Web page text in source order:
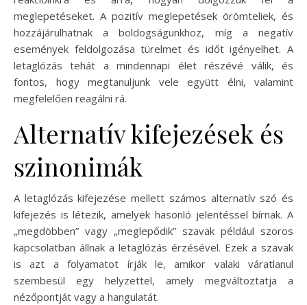
meglepetéseket. A pozitív meglepetések örömteliek, és
hozzájárulhatnak a boldogságunkhoz, míg a negatív
események feldolgozása türelmet és időt igényelhet. A
letaglózás tehát a mindennapi élet részévé válik, és
fontos, hogy megtanuljunk vele együtt élni, valamint
megfelelően reagálni rá.
Alternatív kifejezések és
szinonimák
A letaglózás kifejezése mellett számos alternatív szó és
kifejezés is létezik, amelyek hasonló jelentéssel bírnak. A
„megdöbben” vagy „meglepődik” szavak például szoros
kapcsolatban állnak a letaglózás érzésével. Ezek a szavak
is azt a folyamatot írják le, amikor valaki váratlanul
szembesül egy helyzettel, amely megváltoztatja a
nézőpontját vagy a hangulatát.